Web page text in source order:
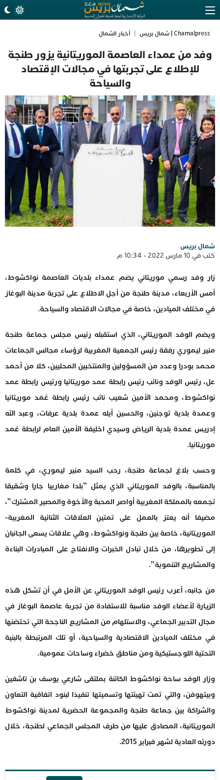
Chamalpress | شمال بريس أخبار الشمال
وفد من عمداء العاصمة الموريتانية يزور طنجة
للإطلاع على تجربتها في مجالات الإقتصاد
والسياحة
شمال بريس
كتب في 10 مارس 2022 - 10:34 م
زار وفد رسمي موريتاني يضم عمداء بلديات العاصمة نواكشوط،
أمس الأربعاء، مدينة طنجة من أجل الاطلاع على تجربة مدينة البوغاز
في مختلف الميادين، خاصة في مجالات الاقتصاد والسياحة.
ويضم الوفد الموريتاني، الذي استقبله رئيس مجلس جماعة طنجة
منير ليموري رفقة رئيس الجمعية المغربية لرؤساء مجالس الجماعات
محمد بودرا وعدد من المسؤولين والمنتخبين المحليين، كلا من أحمد
عل، رئيس الوفد ونائب رئيس رابطة عمد موريتانيا ورئيس رابطة عمد
نواكشوط، ومحمد الأمين شعيب نائب رئيس رابطة عُمَد موريتانيا
وعمدة بلدية توجنين، والحسين أيله عمدة بلدية عرفات، وعبد الله
إدريس عمدة بلدية الرياض وسيدي اخليفة الأمين العام لرابطة عُمد
موريتانيا.
وحسب بلاغ لجماعة طنجة، رحب السيد منير ليموري، في كلمة
بالمناسبة، بالوفد الموريتاني الذي يمثل “بلدا مغاربيا جارا وشقيقا
تجمعه بالمملكة المغربية أواصر المحبة والأخوة والمصير المشترك”،
مضيفا أنه يعتز بالعمل على تمتين العلاقات الثنائية المغربية-
الموريتانية، خاصة بين طنجة ونواكشوط، وهي علاقات يسعى الجانبان
إلى تطويرها، من خلال تبادل الخبرات والانفتاح على المبادرات البناءة
والمشاريع التنموية”.
من جانبه، أعرب رئيس الوفد الموريتاني عن الأمل في أن تشكل هذه
الزيارة لأعضاء الوفد مناسبة للاستفادة من تجربة عاصمة البوغاز في
مجال التدبير الجماعي، والاستلهام من المشاريع الناجحة التي تحتضنها
في مختلف الميادين الاقتصادية والسياحية، أو تلك المرتبطة بالبنية
التحتية اللوجستيكية ومن مناطق خضراء وساحات عمومية.
وزار الوفد ساحة نواكشوط الكائنة بملتقى شارعي يوسف بن تاشفين
وبيتهوفن، والتي تمت تهيئتها وتسميتها تنفيذا لبنود اتفاقية التعاون
والشراكة بين جماعة طنجة والمجموعة الحضرية لمدينة نواكشوط
الموريتانية، المصادق عليها من طرف المجلس الجماعي لطنجة، خلال
دورته العادية لشهر فبراير 2015.